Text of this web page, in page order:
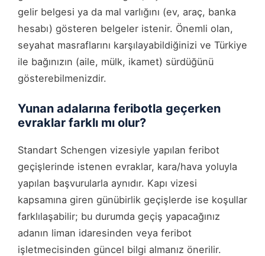
gelir belgesi ya da mal varlığını (ev, araç, banka
hesabı) gösteren belgeler istenir. Önemli olan,
seyahat masraflarını karşılayabildiğinizi ve Türkiye
ile bağınızın (aile, mülk, ikamet) sürdüğünü
gösterebilmenizdir.
Yunan adalarına feribotla geçerken
evraklar farklı mı olur?
Standart Schengen vizesiyle yapılan feribot
geçişlerinde istenen evraklar, kara/hava yoluyla
yapılan başvurularla aynıdır. Kapı vizesi
kapsamına giren günübirlik geçişlerde ise koşullar
farklılaşabilir; bu durumda geçiş yapacağınız
adanın liman idaresinden veya feribot
işletmecisinden güncel bilgi almanız önerilir.